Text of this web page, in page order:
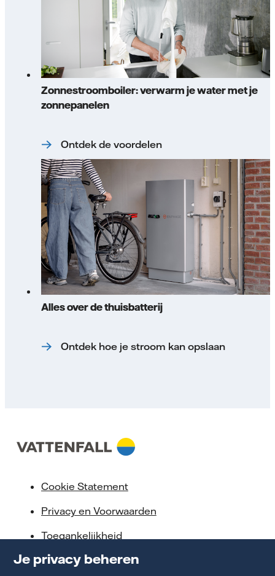
Je privacy beheren
Zonnestroomboiler: verwarm je water met je
zonnepanelen
Ontdek de voordelen
Alles over de thuisbatterij
Ontdek hoe je stroom kan opslaan
Cookie Statement
Privacy en Voorwaarden
Toegankelijkheid
Partnerships